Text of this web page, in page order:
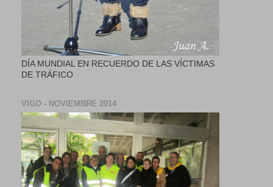
DÍA MUNDIAL EN RECUERDO DE LAS VÍCTIMAS
DE TRÁFICO
VIGO - NOVIEMBRE 2014